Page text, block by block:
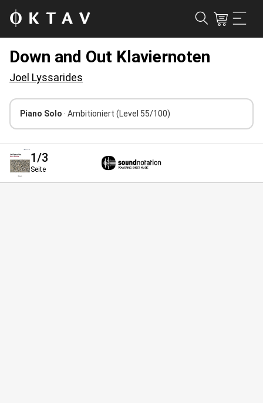
Down and Out Klaviernoten
Joel Lyssarides
Piano Solo · Ambitioniert (Level 55/100)
1/3
Seite